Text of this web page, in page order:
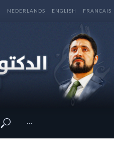
FRANCAIS
ENGLISH
NEDERLANDS
···